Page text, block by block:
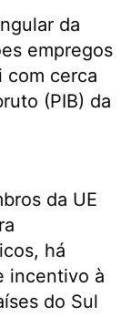
da
empregos
com cerca
(PIB) da
da UE
há
incentivo à
do Sul